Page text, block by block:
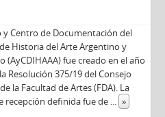
y Centro de Documentación del
Historia del Arte Argentino y
(AyCDIHAAA) fue creado en el año
Resolución 375/19 del Consejo
la Facultad de Artes (FDA). La
recepción definida fue de ... »